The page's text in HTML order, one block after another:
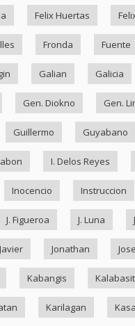
Felix Huertas
Fronda Fuente
Galian Galicia
Gen. Diokno Gen.
Guillermo Guyabano
I. Delos Reyes
Inocencio Instruccion
J. Figueroa J. Luna
Javier Jonathan
Kabangis
Karilagan